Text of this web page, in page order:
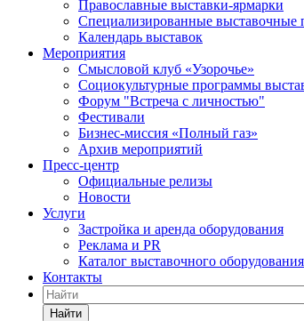
Православные выставки-ярмарки
Специализированные выставочные
Календарь выставок
Мероприятия
Смысловой клуб «Узорочье»
Социокультурные программы
Форум "Встреча с личностью"
Фестивали
Бизнес-миссия «Полный газ»
Архив мероприятий
Пресс-центр
Официальные релизы
Новости
Услуги
Застройка и аренда оборудования
Реклама и PR
Каталог выставочного оборудования
Контакты
Найти